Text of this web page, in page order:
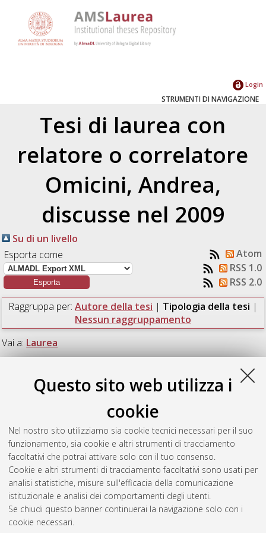
Questo sito web utilizza i
cookie
Nel nostro sito utilizziamo sia cookie tecnici necessari per il suo
funzionamento, sia cookie e altri strumenti di tracciamento
facoltativi che potrai attivare solo con il tuo consenso.
Cookie e altri strumenti di tracciamento facoltativi sono usati per
analisi statistiche, misure sull'efficacia della comunicazione
istituzionale e analisi dei comportamenti degli utenti.
Se chiudi questo banner continuerai la navigazione solo con i
cookie necessari.
Login
STRUMENTI DI NAVIGAZIONE
Tesi di laurea con
relatore o correlatore
Omicini, Andrea,
discusse nel 2009
Su di un livello
Esporta come
Atom
RSS 1.0
RSS 2.0
Raggruppa per: Autore della tesi | Tipologia della tesi |
Nessun raggruppamento
Vai a: Laurea
Cioffi, Francesca(2009) Applicazione del linguaggio ad agenti
Jason per la programmazione di alto livello di robot.[Laurea],
Università di Bologna, Corso di Studio inIngegneria
informatica [L-DM509] - Cesena
Questa lista e' stata generata ilFri Aug 7 08:38:42 2026 CEST